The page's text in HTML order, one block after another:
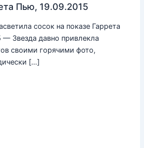
Пью, 19.09.2015
сосок на показе Гаррета
Звезда давно привлекла
своими горячими фото,
[…]